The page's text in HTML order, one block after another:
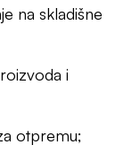
na skladišne
i
otpremu;